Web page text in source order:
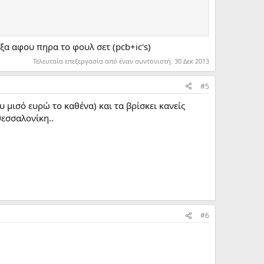
cool!
Spectrum. Tape input is realized by a sensitive trigger
input of the harlequin to get sound signal into for loading
αφου πηρα το φουλ σετ (pcb+ic's)
Τελευταία επεξεργασία από έναν συντονιστή: 30 Δεκ 2013
#5
ευρώ το καθένα) και τα βρίσκει κανείς
#6